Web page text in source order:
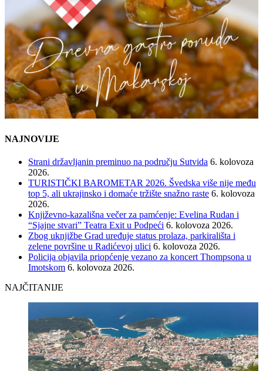
NAJNOVIJE
Strani državljanin preminuo na području Sutvida 6. kolovoza
2026.
TURISTIČKI BAROMETAR 2026. Švedska više nije među
top 5, ali ukrajinsko i domaće tržište snažno raste 6. kolovoza
2026.
Književno-kazališna večer za pamćenje: Evelina Rudan i
“Sjajne stvari” Teatra Exit u Podpeći 6. kolovoza 2026.
Zbog uknjižbe Grad uređuje status prolaza, parkirališta i
zelene površine u Radićevoj ulici 6. kolovoza 2026.
Policija objavila priopćenje vezano za koncert Thompsona u
Imotskom 6. kolovoza 2026.
NAJČITANIJE